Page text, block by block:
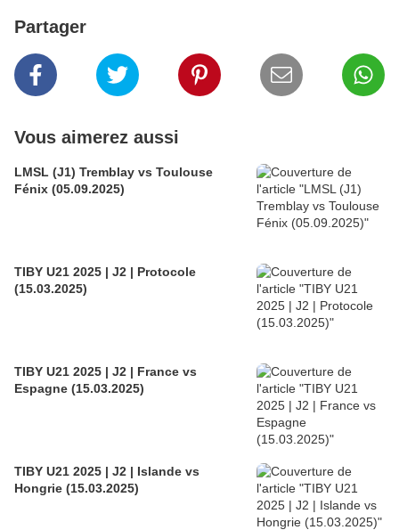
Partager
Vous aimerez aussi
LMSL (J1) Tremblay vs Toulouse
Fénix (05.09.2025)
TIBY U21 2025 | J2 | Protocole
(15.03.2025)
TIBY U21 2025 | J2 | France vs
Espagne (15.03.2025)
TIBY U21 2025 | J2 | Islande vs
Hongrie (15.03.2025)